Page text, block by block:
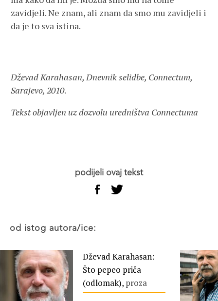
zavidjeli. Ne znam, ali znam da smo mu zavidjeli i
da je to sva istina.
Dževad Karahasan, Dnevnik selidbe, Connectum,
Sarajevo, 2010.
Tekst objavljen uz dozvolu uredništva Connectuma
podijeli ovaj tekst
od istog autora/ice:
Dževad Karahasan:
Što pepeo priča
(odlomak), proza